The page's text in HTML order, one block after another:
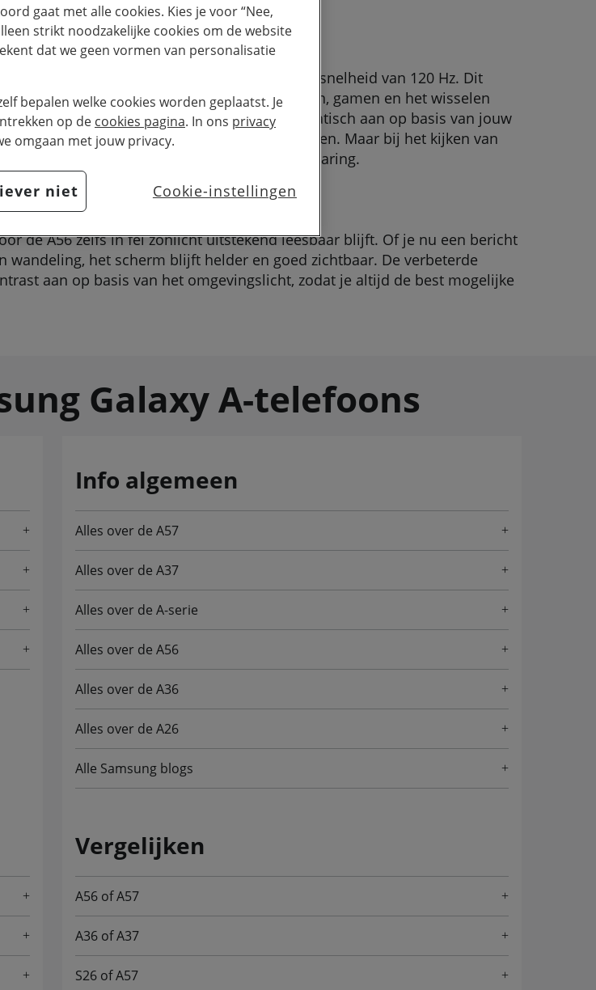
Galaxy A56 uitgerust met een verversingssnelheid van 120 Hz. Dit
wat vooral merkbaar is bij scrollen, gamen en het wisselen
smartphone de verversingssnelheid automatisch aan op basis van jouw
de snelheid verlaagd om batterij te besparen. Maar bij het kijken van
voor een extra soepele en realistische ervaring.
de A56 zelfs in fel zonlicht uitstekend leesbaar blijft. Of je nu een bericht
het scherm blijft helder en goed zichtbaar. De verbeterde
aan op basis van het omgevingslicht, zodat je altijd de best mogelijke
Galaxy A-telefoons
Info algemeen
Alles over de A57
Alles over de A37
Alles over de A-serie
Alles over de A56
Alles over de A36
Alles over de A26
Alle Samsung blogs
Vergelijken
A56 of A57
A36 of A37
S26 of A57
gaat met alle cookies. Kies je voor “Nee,
strikt noodzakelijke cookies om de website
dat we geen vormen van personalisatie
bepalen welke cookies worden geplaatst. Je
op de cookies pagina. In ons privacy
omgaan met jouw privacy.
niet Cookie-instellingen